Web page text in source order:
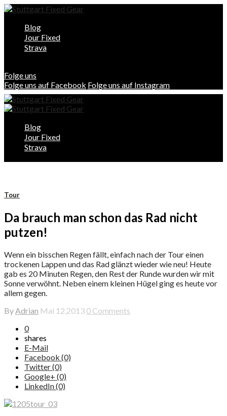
Blog
Jour Fixed
Strava
Folge uns
Folge uns auf Facebook Folge uns auf Instagram
Blog
Jour Fixed
Strava
Tour
Da brauch man schon das Rad nicht
putzen!
Wenn ein bisschen Regen fällt, einfach nach der Tour einen
trockenen Lappen und das Rad glänzt wieder wie neu! Heute
gab es 20 Minuten Regen, den Rest der Runde wurden wir mit
Sonne verwöhnt. Neben einem kleinen Hügel ging es heute vor
allem gegen.
ByAdrian Mai 12,2013 0 Comments
0
shares
E-Mail
Facebook (0)
Twitter (0)
Google+ (0)
LinkedIn (0)